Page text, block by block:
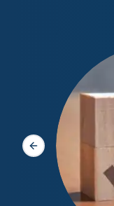
Slide précédente